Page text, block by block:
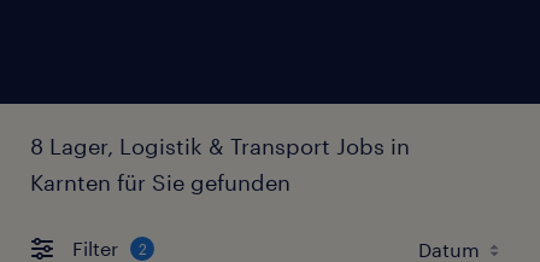
8 Lager, Logistik & Transport Jobs in
Karnten für Sie gefunden
Filter 2